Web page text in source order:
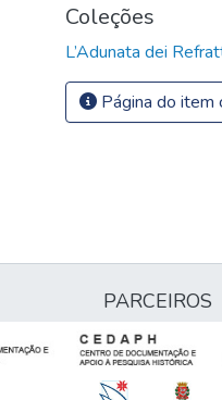
Coleções
L’Adunata dei
Página do item
PARCEIROS